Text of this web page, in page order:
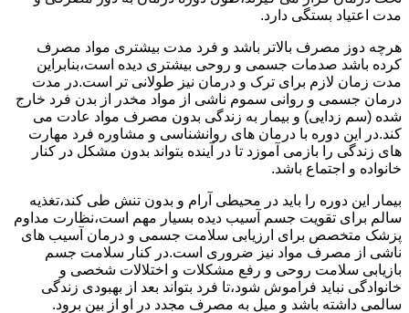
مدت اعتیاد بستگی دارد.
هرچه دوز مصرف بالاتر باشد و فرد مدت بیشتری مواد مصرف
کرده باشد صدمات جسمی و روحی بیشتری دیده است،بنابراین
مدت زمان لازم برای ترک و درمان نیز طولانی تر است.در مدت
درمان جسمی و روانی سموم ناشی از مواد مخدر از بدن فرد خارج
شده (سم زدایی) و بیمار به زندگی بدون مصرف مواد عادت می
کند.در این دوره با درمان های روانشناسی و مشاوره فرد مهارت
های زندگی را بازمی آموزد تا در آینده بتواند بدون مشکل در کنار
خانواده و اجتماع باشد.
بیمار این دوره را باید در محیطی آرام و بدون تنش طی کند،تغذیه
سالم برای تقویت جسم آسیب دیده بسیار مهم است،نظارت مداوم
پزشک متخصص برای ارزیابی سلامت جسمی و درمان آسیب های
ناشی از مصرف مواد نیز ضروری است.در کنار سلامت جسم
بازیابی سلامت روحی و رفع مشکلات و اختلالات شخصی و
خانوادگی نباید فراموش شود،تا فرد بتواند بعد از بهبودی زندگی
سالمی داشته باشد و میل به مصرف مجدد در او از بین برود.